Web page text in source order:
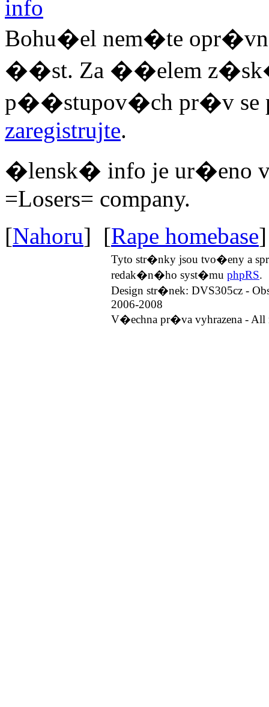
Bohu�el nem�te
��st. Za ��elem
p��stupov�ch pr�v se
zaregistrujte.
�lensk� info je
=Losers= company.
[Nahoru] [Rape homebase]
Tyto str�nky jsou tvo�eny a
redak�n�ho syst�mu phpRS.
Design str�nek: DVS305cz -
2006-2008
V�echna pr�va vyhrazena - All